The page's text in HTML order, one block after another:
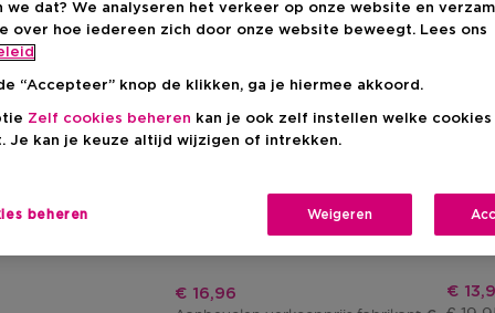
TWEEZERMAN
Kortingsprijs
€ 16,96 €
we dat? We analyseren het verkeer op onze website en
over hoe iedereen zich door onze website beweegt. Lees ons
“Accepteer” knop de klikken, ga je hiermee akkoord.
Zelf cookies beheren kan je ook zelf instellen welke cookies
Je kan je keuze altijd wijzigen of intrekken.
beheren Weigeren